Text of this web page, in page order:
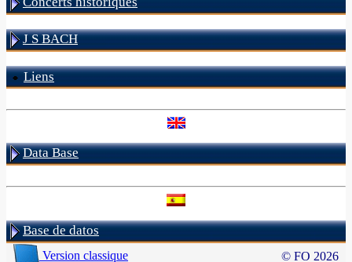
J S BACH
Liens
Data Base
Base de datos
Version classique © FO 2026